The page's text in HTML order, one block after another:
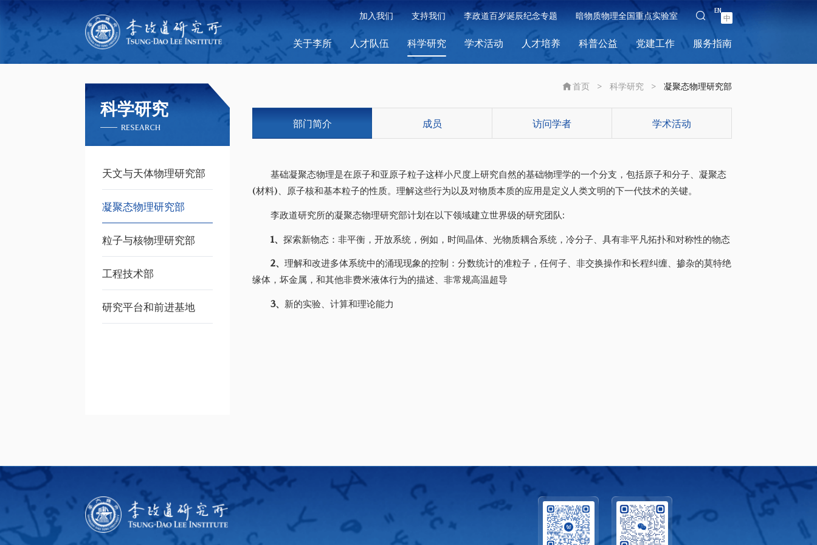
加入我们 支持我们 李政道百岁诞辰纪念专题 暗物质物理全国重点实验室 中
EN
关于李所 人才队伍 科学研究 学术活动 人才培养 科普公益 党建工作 服务指南
首页 > 科学研究 > 凝聚态物理研究部
科学研究
RESEARCH
天文与天体物理研究部
凝聚态物理研究部
粒子与核物理研究部
工程技术部
研究平台和前进基地
部门简介 成员 访问学者 学术活动
基础凝聚态物理是在原子和亚原子粒子这样小尺度上研究自然的基础物理学的一个分支，包括原子和分子、凝聚态
(材料)、原子核和基本粒子的性质。理解这些行为以及对物质本质的应用是定义人类文明的下一代技术的关键。
李政道研究所的凝聚态物理研究部计划在以下领域建立世界级的研究团队:
1、探索新物态：非平衡，开放系统，例如，时间晶体、光物质耦合系统，冷分子、具有非平凡拓扑和对称性的物态
2、理解和改进多体系统中的涌现现象的控制：分数统计的准粒子，任何子、非交换操作和长程纠缠、掺杂的莫特绝
缘体，坏金属，和其他非费米液体行为的描述、非常规高温超导
3、 新的实验、计算和理论能力